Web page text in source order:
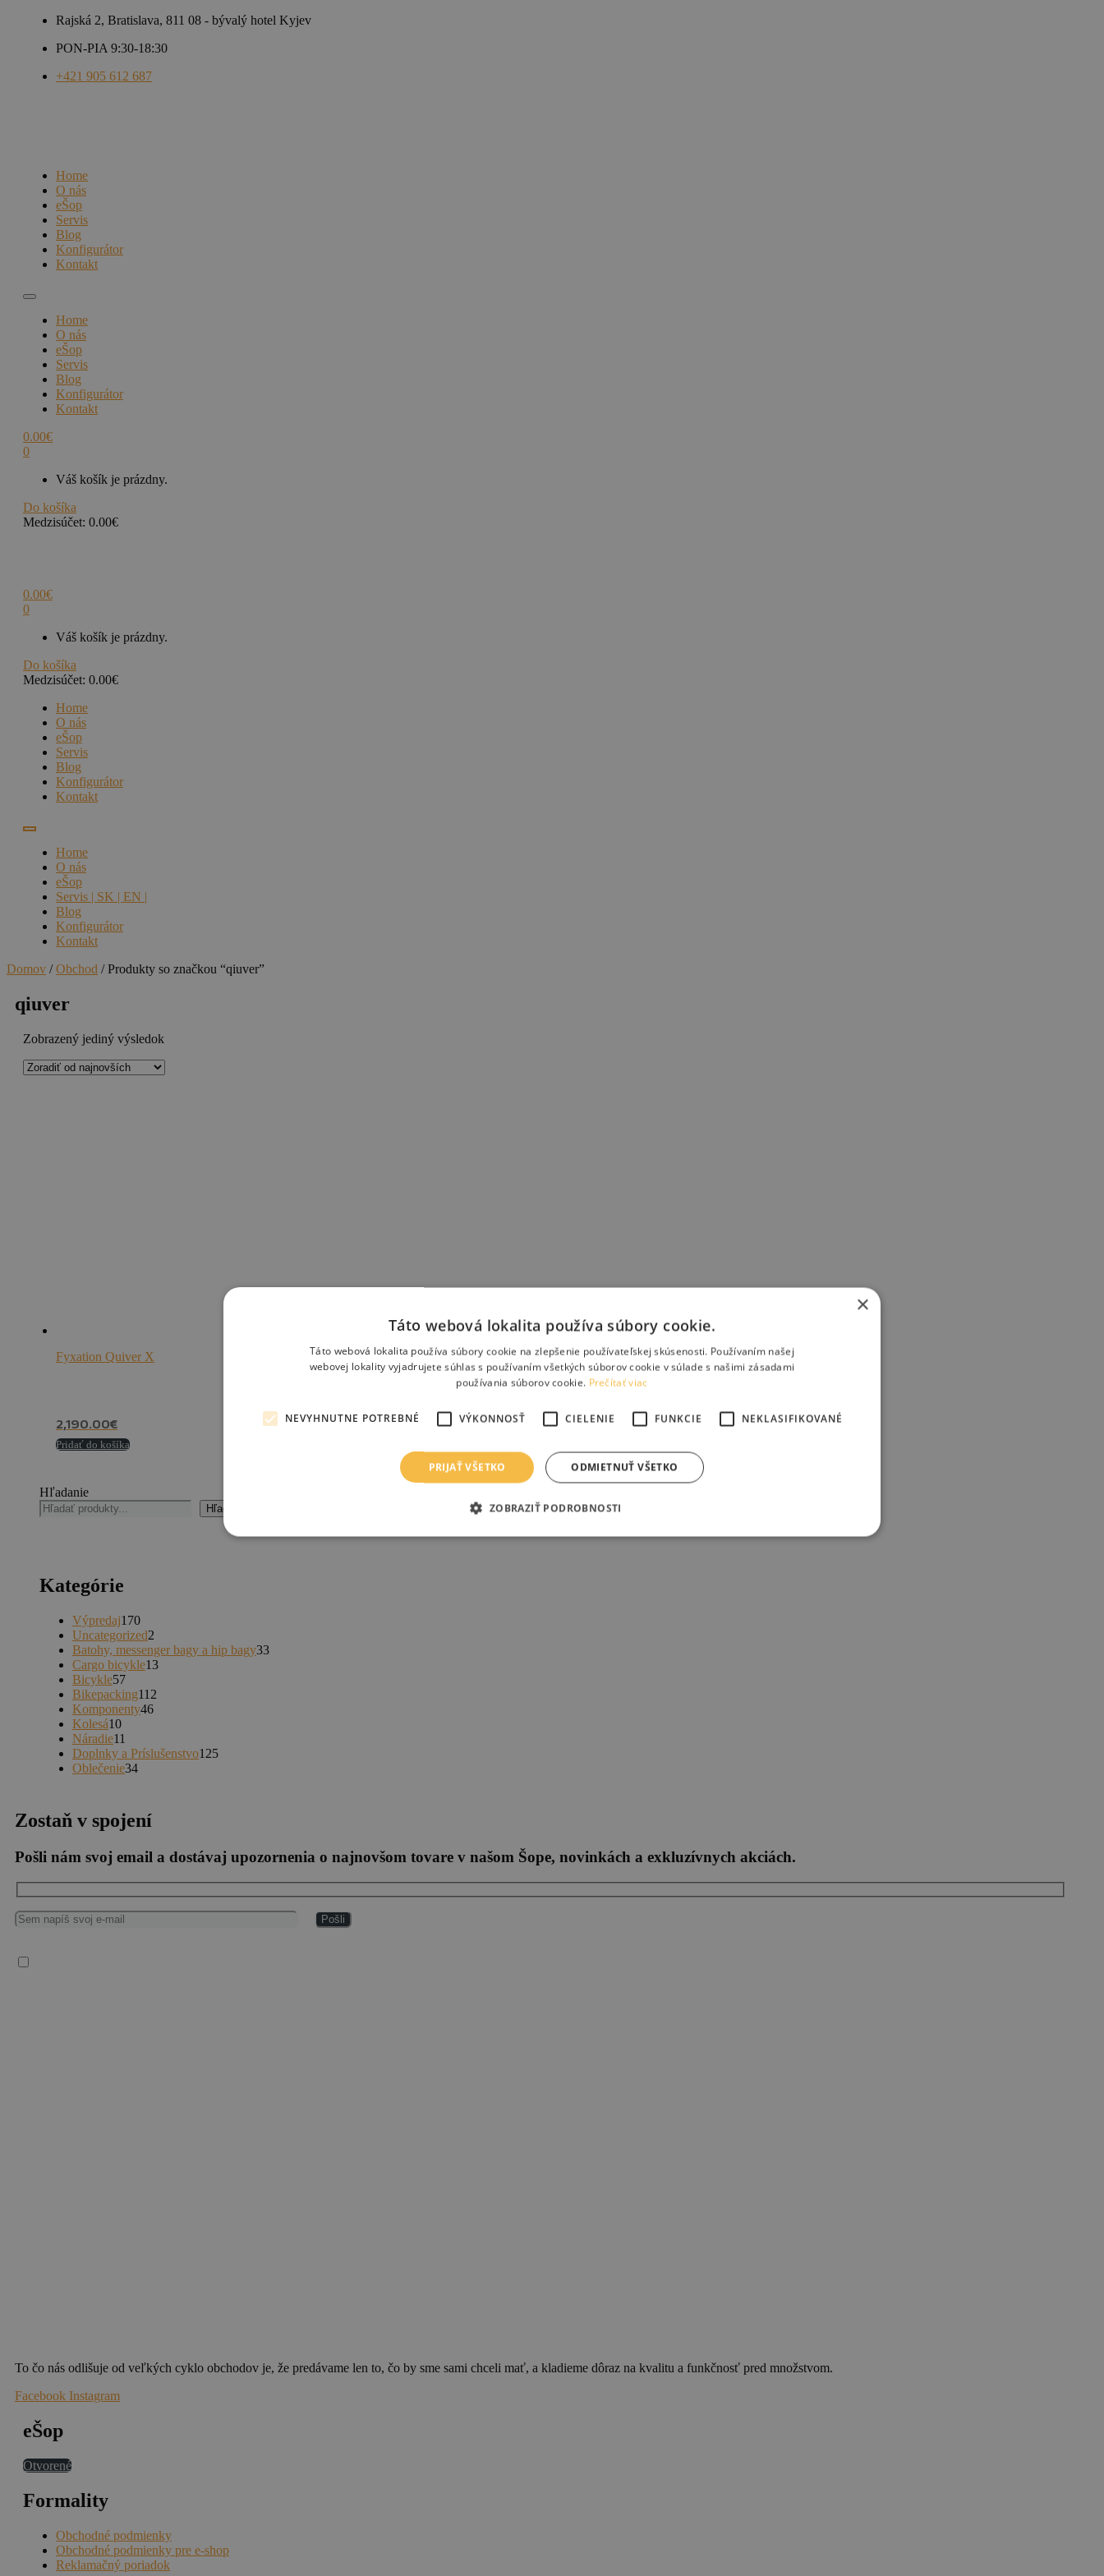
Rajská 2, Bratislava, 811 08 - bývalý hotel Kyjev
PON-PIA 9:30-18:30
+421 905 612 687
Home
O nás
eŠop
Servis
Blog
Konfigurátor
Kontakt
Home
O nás
eŠop
Servis
Blog
Konfigurátor
Kontakt
0.00€
0
Váš košík je prázdny.
Do košíka
Medzisúčet: 0.00€
0.00€
0
Váš košík je prázdny.
Do košíka
Medzisúčet: 0.00€
Home
O nás
eŠop
Servis
Blog
Konfigurátor
Kontakt
Home
O nás
eŠop
Servis | SK | EN |
Blog
Konfigurátor
Kontakt
Domov /Obchod / Produkty so značkou “qiuver”
qiuver
Zobrazený jediný výsledok
Fyxation Quiver X
2,190.00€
Pridať do košíka
Hľadanie
Hľadanie
Kategórie
Výpredaj170
Uncategorized2
Batohy, messenger bagy a hip bagy33
Cargo bicykle13
Bicykle57
Bikepacking112
Komponenty46
Kolesá10
Náradie11
Doplnky a Príslušenstvo125
Oblečenie34
Zostaň v spojení
Pošli nám svoj email a dostávaj upozornenia o najnovšom tovare v našom Šope, novinkách a exkluzívnych akciách.
To čo nás odlišuje od veľkých cyklo obchodov je, že predávame len to, čo by sme sami chceli mať, a kladieme dôraz na kvalitu a funkčnosť pred množstvom.
Facebook Instagram
eŠop
Otvorené
Formality
Obchodné podmienky
Obchodné podmienky pre e-shop
Reklamačný poriadok
×
Táto webová lokalita používa súbory cookie.
Táto webová lokalita používa súbory cookie na zlepšenie používateľskej skúsenosti. Používaním našej
webovej lokality vyjadrujete súhlas s používaním všetkých súborov cookie v súlade s našimi zásadami
používania súborov cookie. Prečítať viac
NEVYHNUTNE POTREBNÉ VÝKONNOSŤ CIELENIE FUNKCIE NEKLASIFIKOVANÉ
PRIJAŤ VŠETKO ODMIETNUŤ VŠETKO
ZOBRAZIŤ PODROBNOSTI